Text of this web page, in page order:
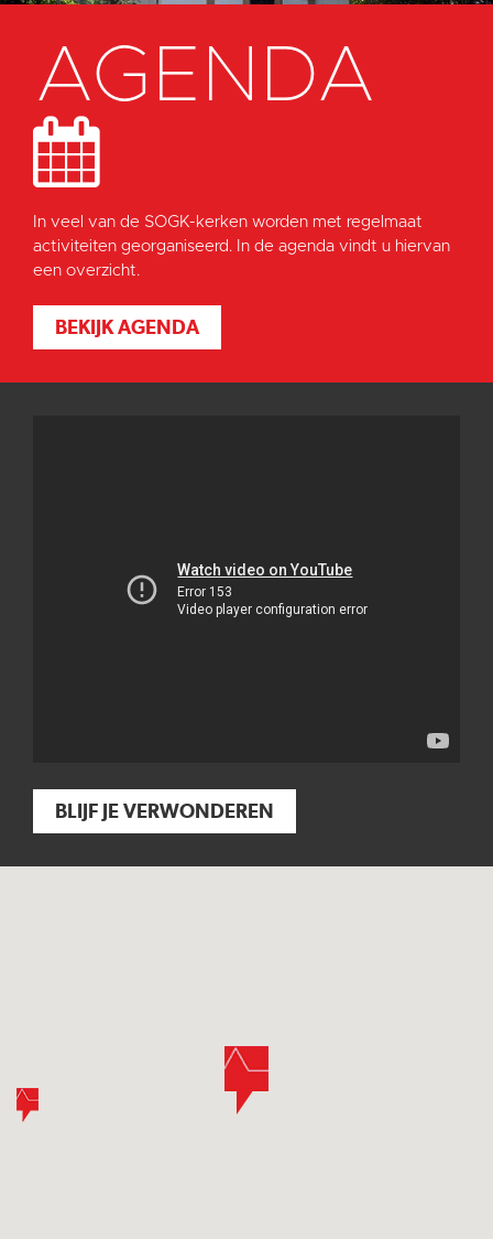
AGENDA
In veel van de SOGK-kerken worden met regelmaat
activiteiten georganiseerd. In de agenda vindt u hiervan
een overzicht.
BEKIJK AGENDA
BLIJF JE VERWONDEREN